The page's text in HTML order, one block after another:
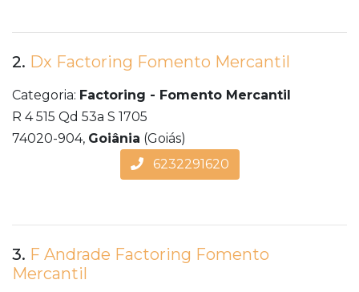
2. Dx Factoring Fomento Mercantil
Categoria: Factoring - Fomento Mercantil
R 4 515 Qd 53a S 1705
74020-904, Goiânia (Goiás)
6232291620
3. F Andrade Factoring Fomento
Mercantil